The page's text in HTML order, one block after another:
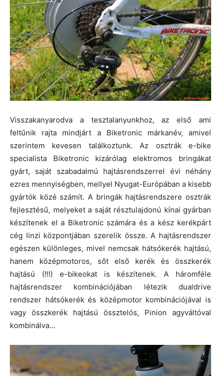
Visszakanyarodva a tesztalanyunkhoz, az első ami
feltűnik rajta mindjárt a Biketronic márkanév, amivel
szerintem kevesen találkoztunk. Az osztrák e-bike
specialista Biketronic kizárólag elektromos bringákat
gyárt, saját szabadalmú hajtásrendszerrel évi néhány
ezres mennyiségben, mellyel Nyugat-Európában a kisebb
gyártók közé számít. A bringák hajtásrendszere osztrák
fejlesztésű, melyeket a saját résztulajdonú kínai gyárban
készítenek el a Biketronic számára és a kész kerékpárt
cég linzi központjában szerelik össze. A hajtásrendszer
egészen különleges, mivel nemcsak hátsókerék hajtású,
hanem középmotoros, sőt első kerék és összkerék
hajtású (!!!) e-bikeokat is készítenek. A háromféle
hajtásrendszer kombinációjában létezik dualdrive
rendszer hátsókerék és középmotor kombinációjával is
vagy összkerék hajtású össztelós, Pinion agyváltóval
kombinálva…